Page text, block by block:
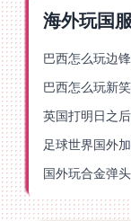
海外玩国
英国打明日之